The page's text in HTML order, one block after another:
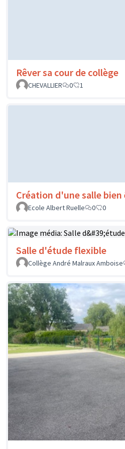
Rêver sa cour de collège
CHEVALLIER
0 1
Création d'une salle bien
Ecole Albert Ruelle
0 0
Salle d'étude flexible
Collège André Malraux Amboise